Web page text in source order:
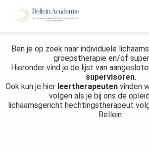
Ben je op zoek naar individuele
groepstherapie en/of
Hieronder vind je de lijst van
supervisoren.
Ook kun je hier leertherapeuten vinden
volgen als je bij ons de
lichaamsgericht hechtingstherapeut
Bellein.
policy